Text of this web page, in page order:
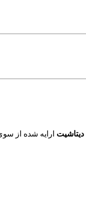
دیتاشیت ارایه شده از